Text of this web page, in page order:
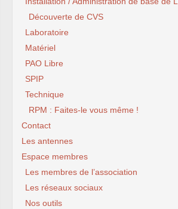
Découverte de CVS
Laboratoire
Matériel
PAO Libre
SPIP
Technique
RPM : Faites-le vous même !
Contact
Les antennes
Espace membres
Les membres de l’association
Les réseaux sociaux
Nos outils